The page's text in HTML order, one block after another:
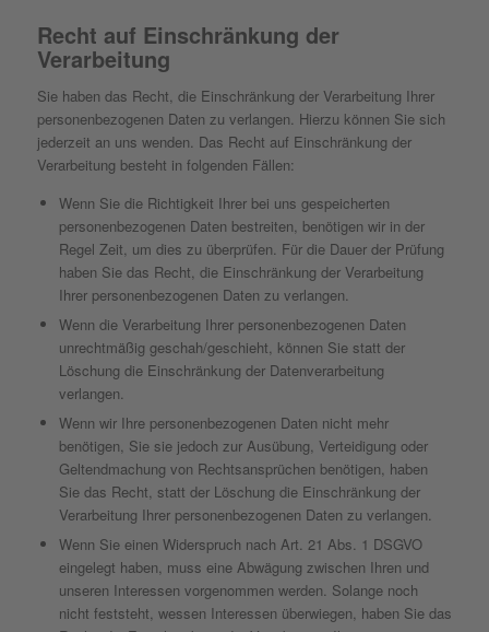
Recht auf Einschränkung der
Verarbeitung
Sie haben das Recht, die Einschränkung der Verarbeitung Ihrer
personenbezogenen Daten zu verlangen. Hierzu können Sie sich
jederzeit an uns wenden. Das Recht auf Einschränkung der
Verarbeitung besteht in folgenden Fällen:
Wenn Sie die Richtigkeit Ihrer bei uns gespeicherten
personenbezogenen Daten bestreiten, benötigen wir in der
Regel Zeit, um dies zu überprüfen. Für die Dauer der Prüfung
haben Sie das Recht, die Einschränkung der Verarbeitung
Ihrer personenbezogenen Daten zu verlangen.
Wenn die Verarbeitung Ihrer personenbezogenen Daten
unrechtmäßig geschah/geschieht, können Sie statt der
Löschung die Einschränkung der Datenverarbeitung
verlangen.
Wenn wir Ihre personenbezogenen Daten nicht mehr
benötigen, Sie sie jedoch zur Ausübung, Verteidigung oder
Geltendmachung von Rechtsansprüchen benötigen, haben
Sie das Recht, statt der Löschung die Einschränkung der
Verarbeitung Ihrer personenbezogenen Daten zu verlangen.
Wenn Sie einen Widerspruch nach Art. 21 Abs. 1 DSGVO
eingelegt haben, muss eine Abwägung zwischen Ihren und
unseren Interessen vorgenommen werden. Solange noch
nicht feststeht, wessen Interessen überwiegen, haben Sie das